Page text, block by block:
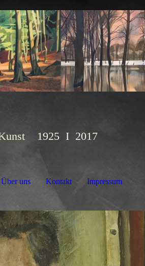
Kunst 1925 I 2017
Über uns Kontakt Impressum